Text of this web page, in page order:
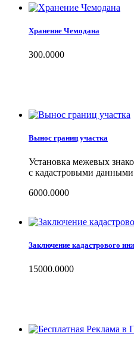
Хранение Чемодана
300.0000
Вынос границ участка
Установка межевых
с кадастровыми
6000.0000
Заключение кадастрового
15000.0000